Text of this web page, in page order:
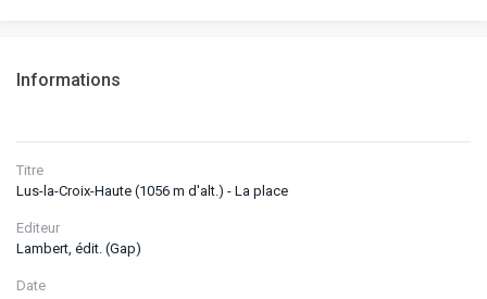
Informations
Titre
Lus-la-Croix-Haute (1056 m d'alt.) - La place
Editeur
Lambert, édit. (Gap)
Date